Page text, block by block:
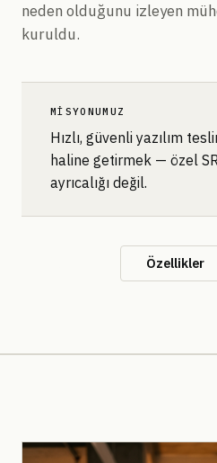
neden olduğunu izleyen
kuruldu.
MISYONUMUZ
Hızlı, güvenli yazılım
haline getirmek — özel
ayrıcalığı değil.
Özellikler